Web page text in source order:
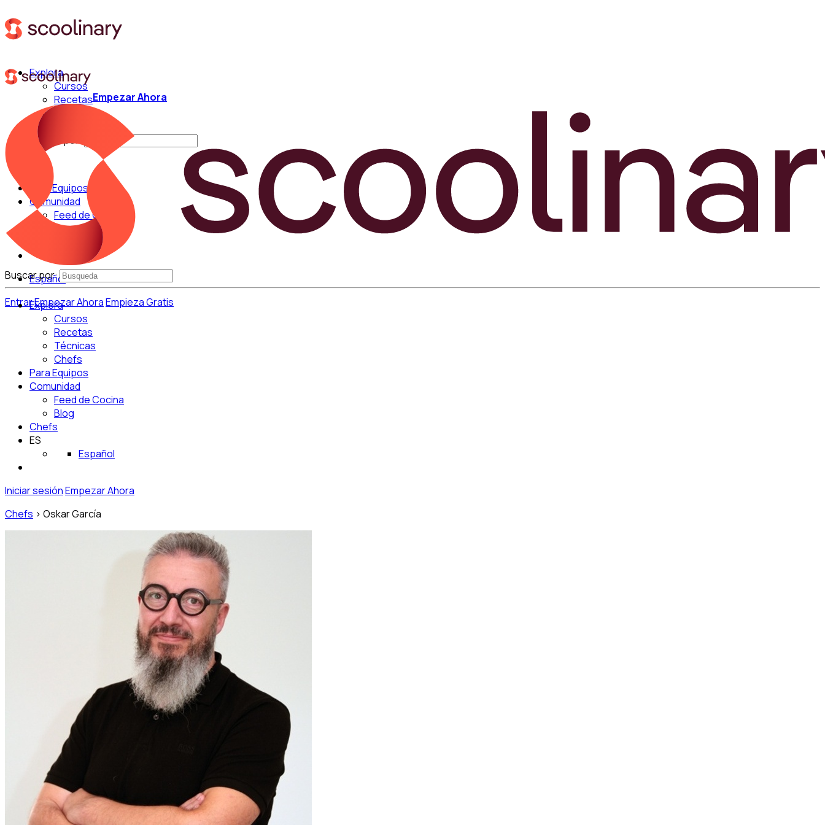
Explora
Cursos
Recetas
Buscar por:
Para Equipos
Comunidad
Feed de Cocina
Blog
Español
EntrarEmpezar AhoraEmpieza Gratis
Empezar Ahora
Buscar por:
Explora
Cursos
Recetas
Técnicas
Chefs
Para Equipos
Comunidad
Feed de Cocina
Blog
Chefs
ES
Español
Iniciar sesiónEmpezar Ahora
Chefs > Oskar García